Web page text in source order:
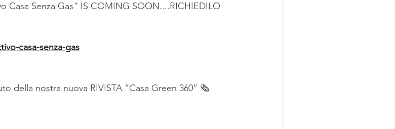
Casa Senza Gas" IS COMING SOON....RICHIEDILO
casa-senza-gas
della nostra nuova RIVISTA “Casa Green 360” 🗞